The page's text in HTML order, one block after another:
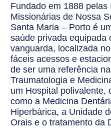
Fundado em 1888
Missionárias de Nossa
Santa Maria – Porto é
saúde privada equipada
vanguarda, localizada
fáceis acessos e
de ser uma referência
Traumatologia e
um Hospital polivalente,
como a Medicina
Hiperbárica, a Unidade
Orais e o tratamento da